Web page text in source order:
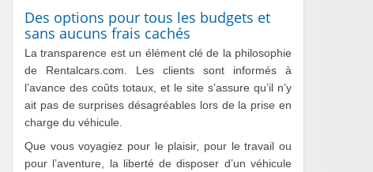
Des options pour tous les budgets et
sans aucuns frais cachés
La transparence est un élément clé de la philosophie
de Rentalcars.com. Les clients sont informés à
l’avance des coûts totaux, et le site s’assure qu’il n’y
ait pas de surprises désagréables lors de la prise en
charge du véhicule.
Que vous voyagiez pour le plaisir, pour le travail ou
pour l’aventure, la liberté de disposer d’un véhicule